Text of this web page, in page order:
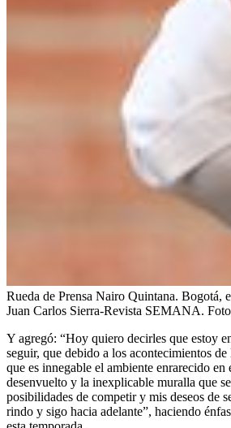
Rueda de Prensa Nairo Quintana. Bogotá,
Juan Carlos Sierra-Revista SEMANA.
Y agregó: “Hoy quiero decirles que estoy
seguir, que debido a los acontecimientos
que es innegable el ambiente enrarecido en
desenvuelto y la inexplicable muralla que
posibilidades de competir y mis deseos de
rindo y sigo hacia adelante”, haciendo